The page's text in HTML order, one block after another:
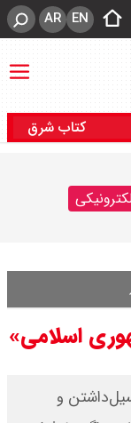
EN
AR
کتاب شرق
اسلامی»
و